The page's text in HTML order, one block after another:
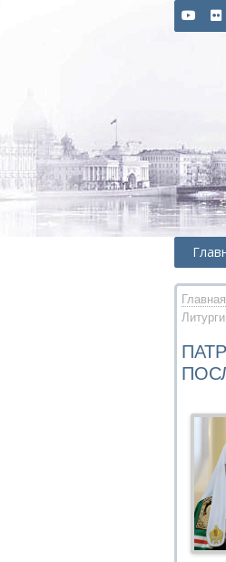
Главная